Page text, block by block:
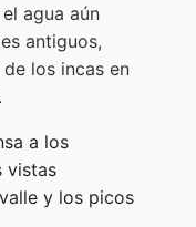
agua aún
antiguos,
los incas en
a los
vistas
y los picos